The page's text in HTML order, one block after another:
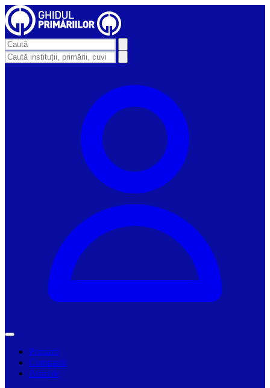
Primarii
Companii
Articole